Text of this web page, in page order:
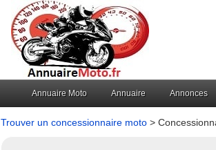
Annuaire Moto Annuaire Annonces
Trouver un concessionnaire moto >